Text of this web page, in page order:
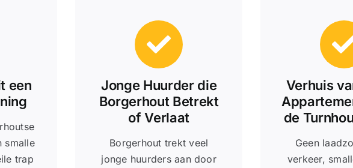
een
smalle
trap
Jonge Huurder die
Borgerhout Betrekt
of Verlaat
Borgerhout trekt veel
jonge huurders aan door
Verhuis
de
Geen
verkeer,